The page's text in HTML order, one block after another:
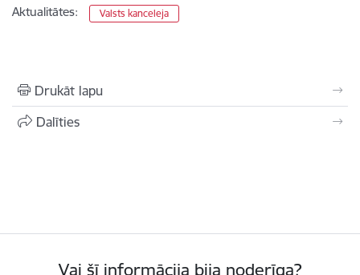
Aktualitātes: Valsts kanceleja
Drukāt lapu
Dalīties
Vai šī informācija bija noderīga?